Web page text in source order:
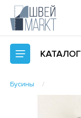
КАТАЛОГ
Бусины